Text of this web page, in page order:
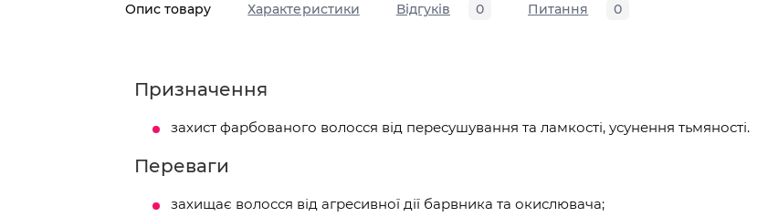
Опис товару Характеристики Відгуків 0 Питання 0
Призначення
захист фарбованого волосся від пересушування та ламкості, усунення тьмяності.
Переваги
захищає волосся від агресивної дії барвника та окислювача;